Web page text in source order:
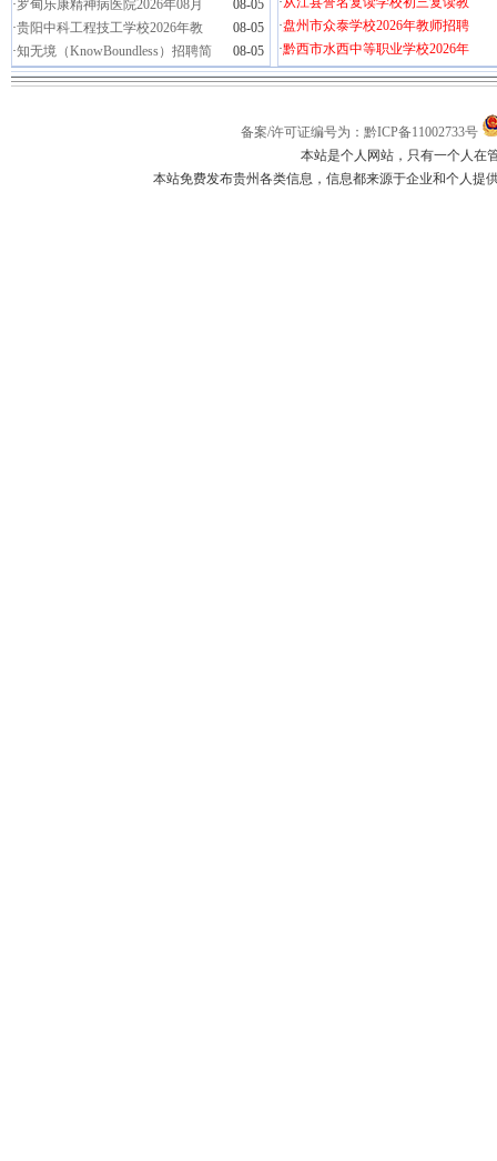
·罗甸乐康精神病医院2026年08月
08-05
·贵阳中科工程技工学校2026年教
08-05
·知无境（KnowBoundless）招聘简 08-05
·盘州市众泰学校2026年教师招聘
·黔西市水西中等职业学校2026年
备案/许可证编号为：黔ICP备11002733号
本站是个人网站，只有一个人在
本站免费发布贵州各类信息，信息都来源于企业和个人提